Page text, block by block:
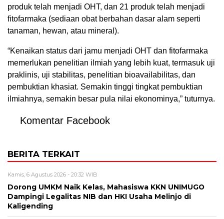
produk telah menjadi OHT, dan 21 produk telah menjadi
fitofarmaka (sediaan obat berbahan dasar alam seperti
tanaman, hewan, atau mineral).
“Kenaikan status dari jamu menjadi OHT dan fitofarmaka
memerlukan penelitian ilmiah yang lebih kuat, termasuk uji
praklinis, uji stabilitas, penelitian bioavailabilitas, dan
pembuktian khasiat. Semakin tinggi tingkat pembuktian
ilmiahnya, semakin besar pula nilai ekonominya,” tuturnya.
Komentar Facebook
BERITA TERKAIT
Kamis, 6 Agustus 2026 - 20:32 WIB
Dorong UMKM Naik Kelas, Mahasiswa KKN UNIMUGO
Dampingi Legalitas NIB dan HKI Usaha Melinjo di
Kaligending